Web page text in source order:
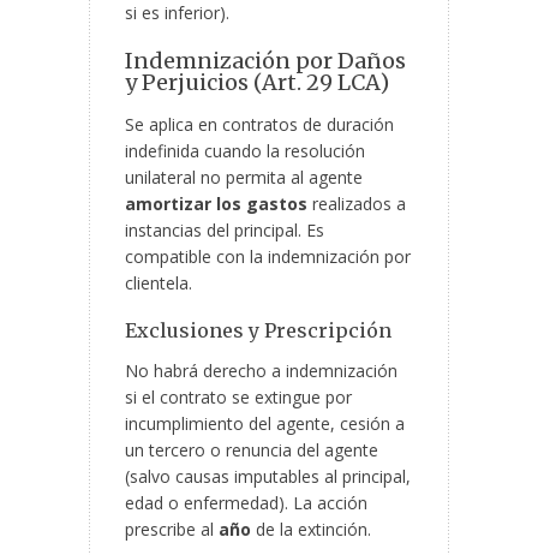
si es inferior).
Indemnización por Daños
y Perjuicios (Art. 29 LCA)
Se aplica en contratos de duración
indefinida cuando la resolución
unilateral no permita al agente
amortizar los gastos realizados a
instancias del principal. Es
compatible con la indemnización por
clientela.
Exclusiones y Prescripción
No habrá derecho a indemnización
si el contrato se extingue por
incumplimiento del agente, cesión a
un tercero o renuncia del agente
(salvo causas imputables al principal,
edad o enfermedad). La acción
prescribe al año de la extinción.